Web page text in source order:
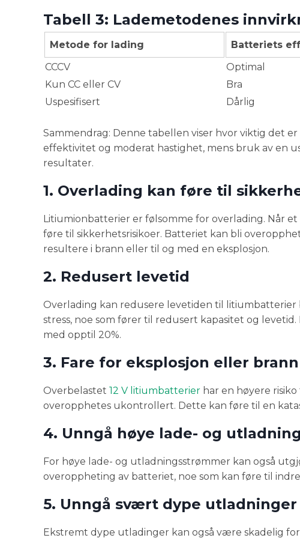
Tabell 3: Lademetodenes
Metode for lading Batteriets
CCCV
Optimal
Kun CC eller CV
Bra
Uspesifisert
Dårlig
Sammendrag: Denne tabellen viser hvor viktig det
effektivitet og moderat hastighet, mens bruk av en
resultater.
1. Overlading kan føre til
Litiumionbatterier er følsomme for overlading. Når
føre til sikkerhetsrisikoer. Batteriet kan bli
resultere i brann eller til og med en eksplosjon.
2. Redusert levetid
Overlading kan redusere levetiden til
stress, noe som fører til redusert kapasitet og
med opptil 20%.
3. Fare for eksplosjon eller brann
Overbelastet 12 V litiumbatterier har en høyere
overopphetes ukontrollert. Dette kan føre til en
4. Unngå høye lade- og
For høye lade- og utladningsstrømmer kan også
overoppheting av batteriet, noe som kan føre til
5. Unngå svært dype utladninger
Ekstremt dype utladinger kan også være skadelig